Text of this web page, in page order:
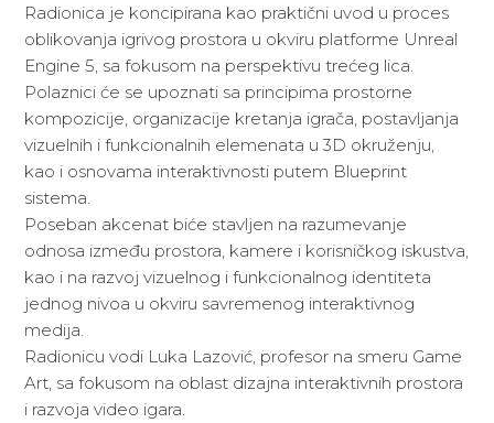
Radionica je koncipirana kao praktični uvod u proces
oblikovanja igrivog prostora u okviru platforme Unreal
Engine 5, sa fokusom na perspektivu trećeg lica.
Polaznici će se upoznati sa principima prostorne
kompozicije, organizacije kretanja igrača, postavljanja
vizuelnih i funkcionalnih elemenata u 3D okruženju,
kao i osnovama interaktivnosti putem Blueprint
sistema.
Poseban akcenat biće stavljen na razumevanje
odnosa između prostora, kamere i korisničkog iskustva,
kao i na razvoj vizuelnog i funkcionalnog identiteta
jednog nivoa u okviru savremenog interaktivnog
medija.
Radionicu vodi Luka Lazović, profesor na smeru Game
Art, sa fokusom na oblast dizajna interaktivnih prostora
i razvoja video igara.